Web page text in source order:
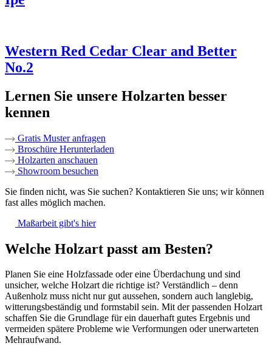
Western Red Cedar Clear and Better
No.2
Lernen Sie unsere Holzarten besser
kennen
Gratis Muster anfragen
Broschüre Herunterladen
Holzarten anschauen
Showroom besuchen
Sie finden nicht, was Sie suchen? Kontaktieren Sie uns; wir können
fast alles möglich machen.
Maßarbeit gibt's hier
Welche Holzart passt am Besten?
Planen Sie eine Holzfassade oder eine Überdachung und sind
unsicher, welche Holzart die richtige ist? Verständlich – denn
Außenholz muss nicht nur gut aussehen, sondern auch langlebig,
witterungsbeständig und formstabil sein. Mit der passenden Holzart
schaffen Sie die Grundlage für ein dauerhaft gutes Ergebnis und
vermeiden spätere Probleme wie Verformungen oder unerwarteten
Mehraufwand.